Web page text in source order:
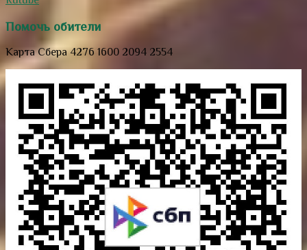
Помочь обители
Карта Сбера 4276 1600 2094 2554